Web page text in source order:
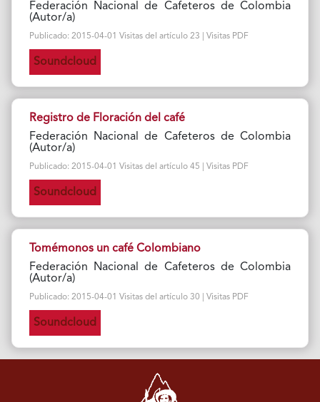
Federación Nacional de Cafeteros de Colombia
(Autor/a)
Publicado: 2015-04-01 Visitas del artículo 23 | Visitas PDF
Soundcloud
Registro de Floración del café
Federación Nacional de Cafeteros de Colombia
(Autor/a)
Publicado: 2015-04-01 Visitas del artículo 45 | Visitas PDF
Soundcloud
Tomémonos un café Colombiano
Federación Nacional de Cafeteros de Colombia
(Autor/a)
Publicado: 2015-04-01 Visitas del artículo 30 | Visitas PDF
Soundcloud